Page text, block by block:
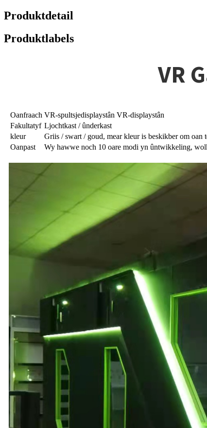
Produktdetail
Produktlabels
VR
Oanfraach VR-spultsjedisplaystân VR-displaystân
Fakultatyf Ljochtkast / ûnderkast
kleur
Griis / swart / goud, mear kleur is beskikber om oan
Oanpast
Wy hawwe noch 10 oare modi yn ûntwikkeling,